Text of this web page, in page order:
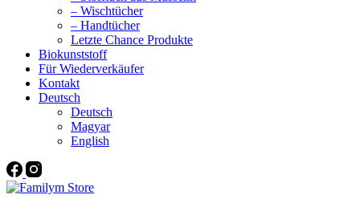
– Wischtücher
– Handtücher
Letzte Chance Produkte
Biokunststoff
Für Wiederverkäufer
Kontakt
Deutsch
Deutsch
Magyar
English